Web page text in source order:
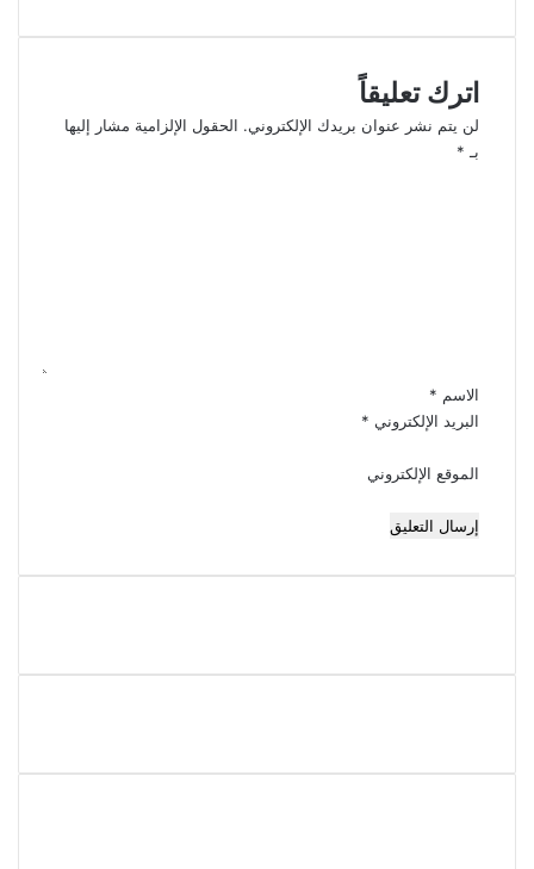
اترك تعليقاً
لن يتم نشر عنوان بريدك الإلكتروني. الحقول الإلزامية مشار إليها
بـ *
الاسم *
البريد الإلكتروني *
الموقع الإلكتروني